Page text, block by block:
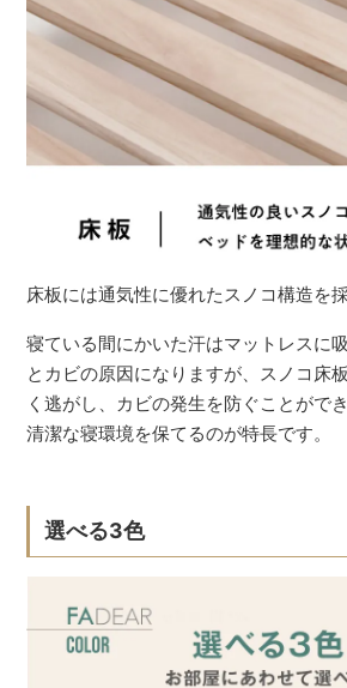
床板には通気性に優れたスノコ構造を採
寝ている間にかいた汗はマットレスに
とカビの原因になりますが、スノコ床
く逃がし、カビの発生を防ぐことがで
清潔な寝環境を保てるのが特長です。
選べる3色